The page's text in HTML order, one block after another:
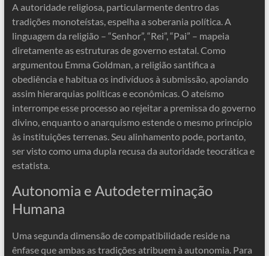
A autoridade religiosa, particularmente dentro das
tradições monoteístas, espelha a soberania política. A
linguagem da religião – “Senhor”, “Rei”, “Pai” – mapeia
diretamente as estruturas de governo estatal. Como
argumentou Emma Goldman, a religião santifica a
obediência e habitua os indivíduos à submissão, apoiando
assim hierarquias políticas e econômicas. O ateísmo
interrompe esse processo ao rejeitar a premissa do governo
divino, enquanto o anarquismo estende o mesmo princípio
às instituições terrenas. Seu alinhamento pode, portanto,
ser visto como uma dupla recusa da autoridade teocrática e
estatista.
Autonomia e Autodeterminação
Humana
Uma segunda dimensão de compatibilidade reside na
ênfase que ambas as tradições atribuem à autonomia. Para